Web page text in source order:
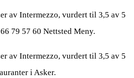
av Intermezzo, vurdert til 3,5 av 5
79 57 60 Nettsted Meny.
av Intermezzo, vurdert til 3,5 av 5
i Asker.